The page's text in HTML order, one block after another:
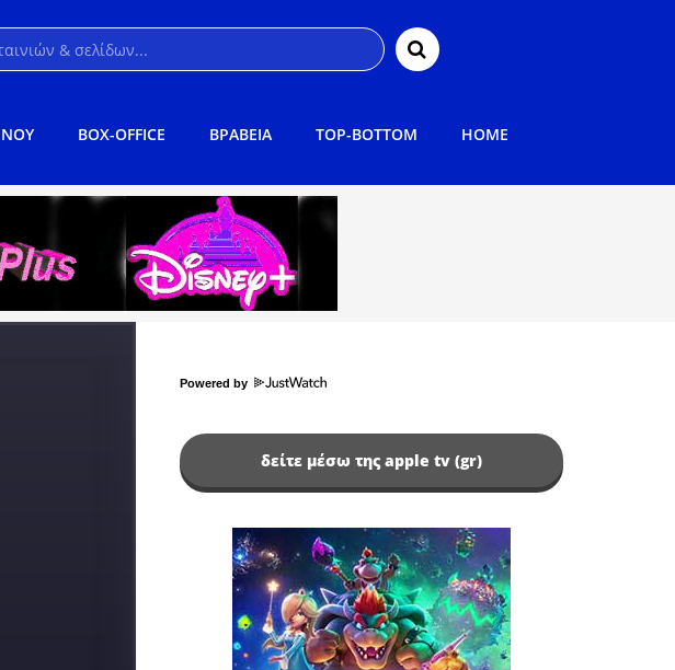
BOX-OFFICE ΒΡΑΒΕΙΑ TOP-BOTTOM HOME
Powered by
δείτε μέσω της apple tv (gr)